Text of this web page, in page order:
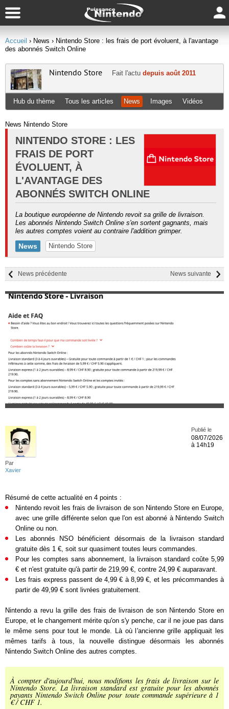
Accueil › News › Nintendo Store : les frais de port évoluent, à l'avantage
des abonnés Switch Online
Nintendo Store Fait l'actu depuis août 2011
Hub du thème Tous les articles News Images Vidéos
News Nintendo Store
NINTENDO STORE : LES
FRAIS DE PORT
ÉVOLUENT, À
L'AVANTAGE DES
ABONNÉS SWITCH ONLINE
La boutique européenne de Nintendo revoit sa grille de livraison.
Les abonnés Nintendo Switch Online s'en sortent gagnants, mais
les autres comptes voient au contraire l'addition grimper.
News Nintendo Store
News suivante
News précédente
Par
Xavier
Publié le
08/07/2026
à 14h19
Résumé de cette actualité en 4 points :
Nintendo revoit les frais de livraison de son Nintendo Store en Europe,
avec une grille différente selon que l'on est abonné à Nintendo Switch
Online ou non.
Les abonnés NSO bénéficient désormais de la livraison standard
gratuite dès 1 €, soit sur quasiment toutes leurs commandes.
Pour les comptes sans abonnement, la livraison standard coûte 5,99
€ et n'est gratuite qu'à partir de 219,99 €, contre 24,99 € auparavant.
Les frais express passent de 4,99 € à 8,99 €, et les précommandes à
partir de 49,99 € sont livrées gratuitement.
Nintendo a revu la grille des frais de livraison de son Nintendo Store en
Europe, et le changement mérite qu'on s'y penche, car il ne joue pas dans
le même sens pour tout le monde. Là où l'ancienne grille appliquait les
mêmes tarifs à tous, la nouvelle distingue désormais les abonnés
Nintendo Switch Online des autres comptes.
À compter d'aujourd'hui, nous modifions les frais de livraison sur le
Nintendo Store. La livraison standard est gratuite pour les abonnés
payants Nintendo Switch Online pour toute commande supérieure à 1
€ / CHF 1.